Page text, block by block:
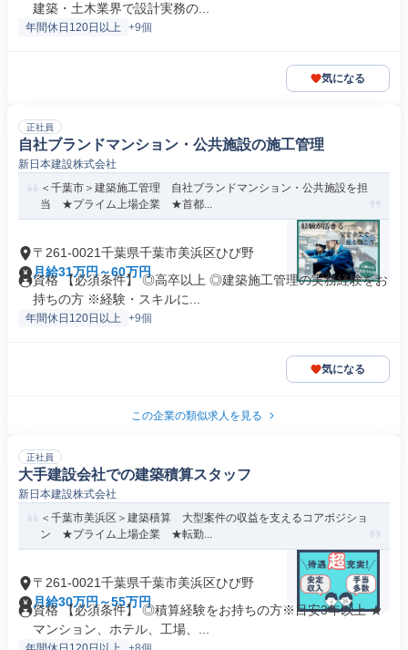
建築・土木業界で設計実務の...
年間休日120日以上 +9個
気になる
正社員
自社ブランドマンション・公共施設の施工管理
新日本建設株式会社
＜千葉市＞建築施工管理 自社ブランドマンション・公共施設を担
当 ★プライム上場企業 ★首都...
〒261-0021千葉県千葉市美浜区ひび野
月給31万円～60万円
資格 【必須条件】 ◎高卒以上 ◎建築施工管理の実務経験をお
持ちの方 ※経験・スキルに...
年間休日120日以上 +9個
気になる
この企業の類似求人を見る
正社員
大手建設会社での建築積算スタッフ
新日本建設株式会社
＜千葉市美浜区＞建築積算 大型案件の収益を支えるコアポジショ
ン ★プライム上場企業 ★転勤...
〒261-0021千葉県千葉市美浜区ひび野
月給30万円～55万円
資格 【必須条件】 ◎積算経験をお持ちの方※目安3年以上 ★
マンション、ホテル、工場、...